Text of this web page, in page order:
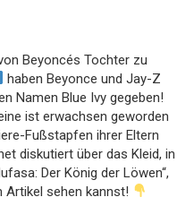
Beyoncés Tochter zu
haben Beyonce und Jay-Z
Namen Blue Ivy gegeben!
ist erwachsen geworden
Fußstapfen ihrer Eltern
diskutiert über das Kleid, in
Der König der Löwen“,
sehen kannst!